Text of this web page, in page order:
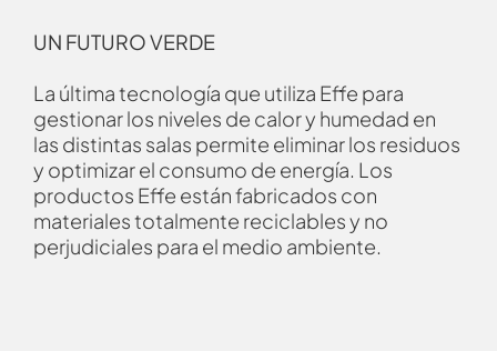
UN FUTURO VERDE
La última tecnología que utiliza Effe para
gestionar los niveles de calor y humedad en
las distintas salas permite eliminar los residuos
y optimizar el consumo de energía. Los
productos Effe están fabricados con
materiales totalmente reciclables y no
perjudiciales para el medio ambiente.